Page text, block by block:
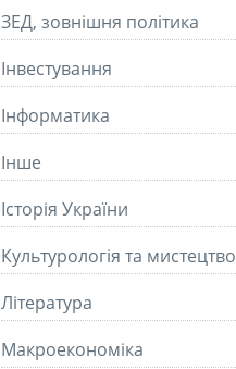
ЗЕД, зовнішня політика
Інвестування
Інформатика
Інше
Історія України
Культурологія та мистецтво
Літературa
Макроекономіка